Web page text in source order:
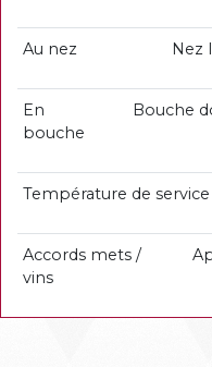
Au nez Nez
En
bouche
Bouche
Température de service
Accords mets /
vins